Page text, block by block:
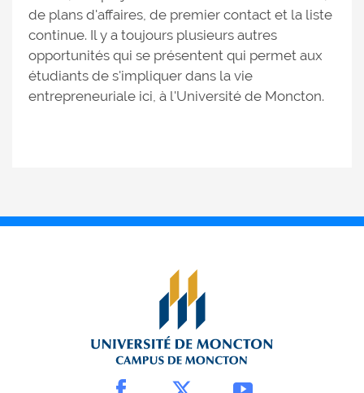
de plans d'affaires, de premier contact et la liste
continue. Il y a toujours plusieurs autres
opportunités qui se présentent qui permet aux
étudiants de s'impliquer dans la vie
entrepreneuriale ici, à l'Université de Moncton.